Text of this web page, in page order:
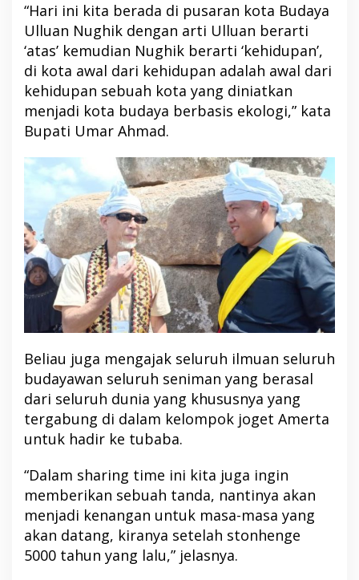
“Hari ini kita berada di pusaran kota Budaya
Ulluan Nughik dengan arti Ulluan berarti
‘atas’ kemudian Nughik berarti ‘kehidupan’,
di kota awal dari kehidupan adalah awal dari
kehidupan sebuah kota yang diniatkan
menjadi kota budaya berbasis ekologi,” kata
Bupati Umar Ahmad.
Beliau juga mengajak seluruh ilmuan seluruh
budayawan seluruh seniman yang berasal
dari seluruh dunia yang khususnya yang
tergabung di dalam kelompok joget Amerta
untuk hadir ke tubaba.
“Dalam sharing time ini kita juga ingin
memberikan sebuah tanda, nantinya akan
menjadi kenangan untuk masa-masa yang
akan datang, kiranya setelah stonhenge
5000 tahun yang lalu,” jelasnya.